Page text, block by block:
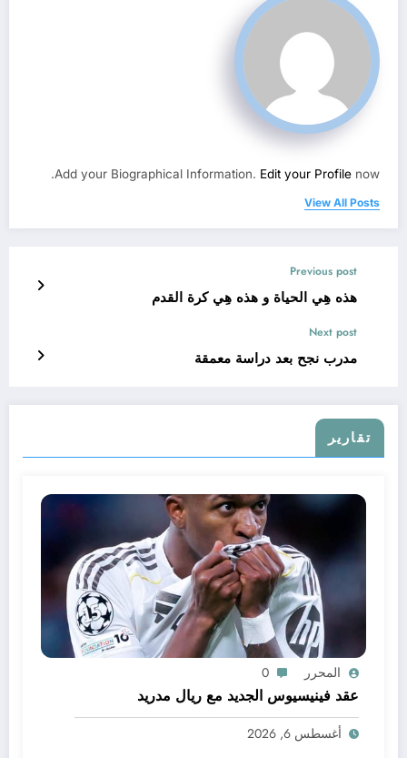
Add your Biographical Information. Edit your Profile now.
View All Posts
Previous post
هذه هِي الحياة و هذه هِي كرة القدم
Next post
مدرب نجح بعد دراسة معمقة
تقارير
المحرر 0
عقد فينيسيوس الجديد مع ريال مدريد
أغسطس 6, 2026